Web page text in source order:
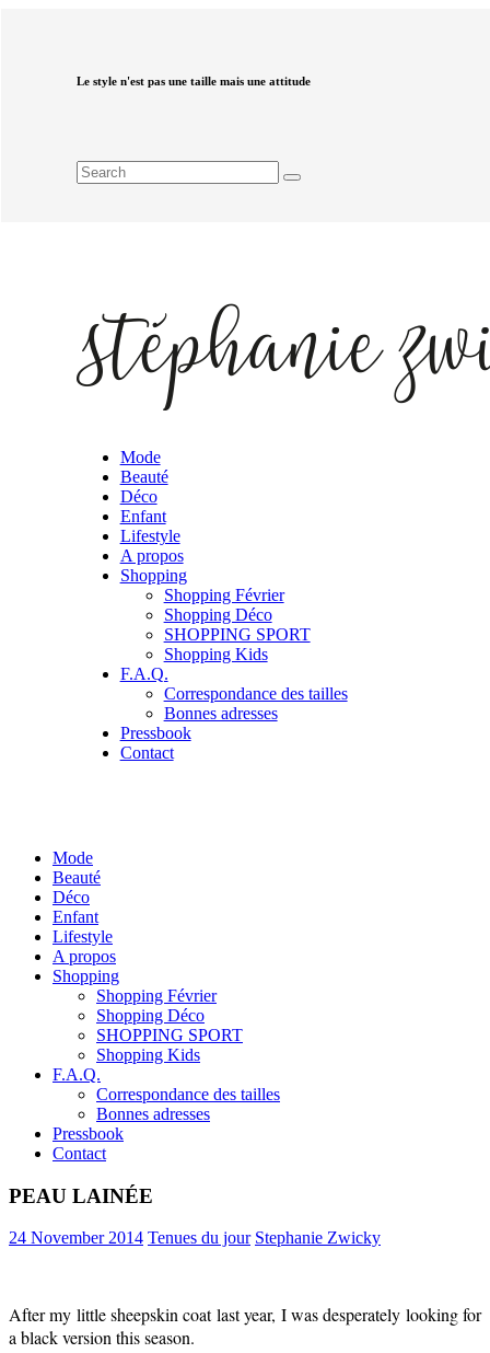
Le style n'est pas une taille mais une attitude
Mode
Beauté
Déco
Enfant
Lifestyle
A propos
Shopping
Shopping Février
Shopping Déco
SHOPPING SPORT
Shopping Kids
F.A.Q.
Correspondance des tailles
Bonnes adresses
Pressbook
Contact
Mode
Beauté
Déco
Enfant
Lifestyle
A propos
Shopping
Shopping Février
Shopping Déco
SHOPPING SPORT
Shopping Kids
F.A.Q.
Correspondance des tailles
Bonnes adresses
Pressbook
Contact
PEAU LAINÉE
24 November 2014 Tenues du jour Stephanie Zwicky
After my little sheepskin coat last year, I was desperately looking for
a black version this season.